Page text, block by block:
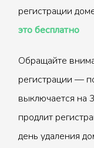
регистрации
это бесплатно
Обращайте
регистрации —
выключается на
продлит
день удаления